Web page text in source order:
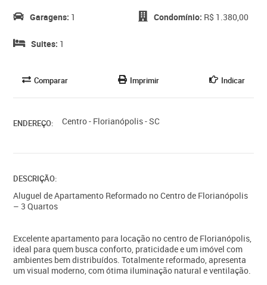
Garagens: 1
Suites: 1
Condomínio: R$ 1.380,00
Comparar Imprimir Indicar
ENDEREÇO: Centro - Florianópolis - SC
DESCRIÇÃO:
Aluguel de Apartamento Reformado no Centro de Florianópolis
– 3 Quartos
Excelente apartamento para locação no centro de Florianópolis,
ideal para quem busca conforto, praticidade e um imóvel com
ambientes bem distribuídos. Totalmente reformado, apresenta
um visual moderno, com ótima iluminação natural e ventilação.